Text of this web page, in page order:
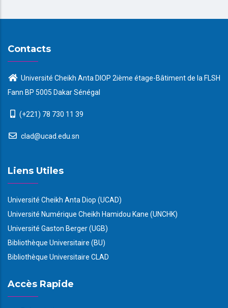
Contacts
Université Cheikh Anta DIOP 2ième étage-Bâtiment de la FLSH
Fann BP 5005 Dakar Sénégal
(+221) 78 730 11 39
clad@ucad.edu.sn
Liens Utiles
Université Cheikh Anta Diop (UCAD)
Université Numérique Cheikh Hamidou Kane (UNCHK)
Université Gaston Berger (UGB)
Bibliothèque Universitaire (BU)
Bibliothèque Universitaire CLAD
Accès Rapide